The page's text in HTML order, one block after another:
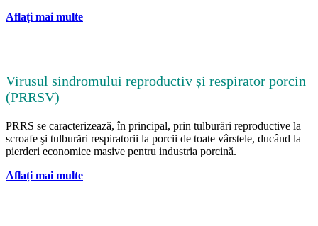
Aflați mai multe
Virusul sindromului reproductiv și respirator porcin
(PRRSV)
PRRS se caracterizează, în principal, prin tulburări reproductive la
scroafe şi tulburări respiratorii la porcii de toate vârstele, ducând la
pierderi economice masive pentru industria porcină.
Aflați mai multe